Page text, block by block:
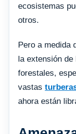
ecosistemas
otros.
Pero a medida
la extensión
forestales,
vastas
ahora están